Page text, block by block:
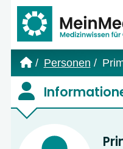
Personen